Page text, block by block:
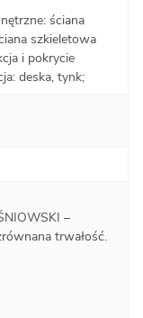
ściana
szkieletowa
i pokrycie
deska, tynk;
–
trwałość.